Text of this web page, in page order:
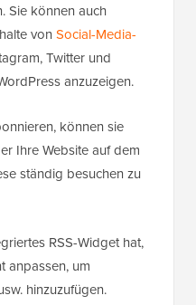
Sie können auch
von Social-Media-
Twitter und
anzuzeigen.
können sie
Ihre Website auf dem
ständig besuchen zu
RSS-Widget hat,
anpassen, um
hinzuzufügen.